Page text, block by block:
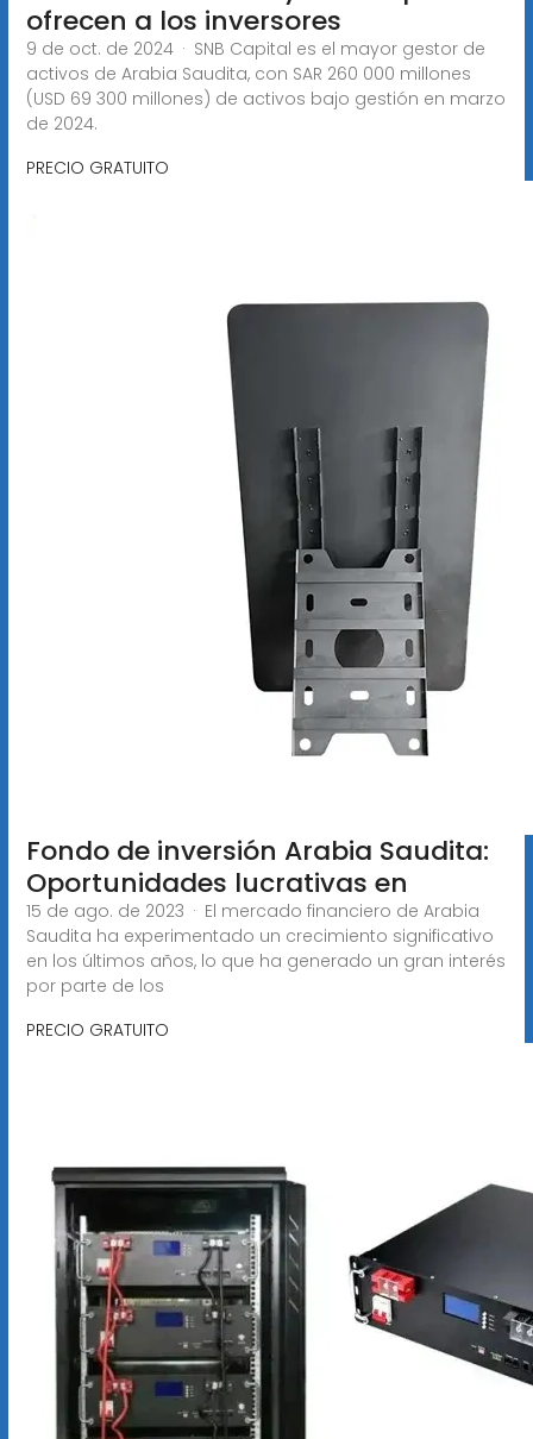
ofrecen a los inversores
9 de oct. de 2024 · SNB Capital es el mayor gestor de
activos de Arabia Saudita, con SAR 260 000 millones
(USD 69 300 millones) de activos bajo gestión en marzo
de 2024.
PRECIO GRATUITO
Fondo de inversión Arabia Saudita:
Oportunidades lucrativas en
15 de ago. de 2023 · El mercado financiero de Arabia
Saudita ha experimentado un crecimiento significativo
en los últimos años, lo que ha generado un gran interés
por parte de los
PRECIO GRATUITO